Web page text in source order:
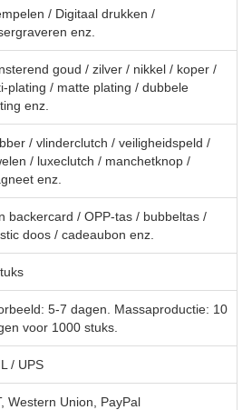
/ Digitaal drukken /
enz.
goud / zilver / nikkel / koper /
plating / matte plating / dubbele
enz.
/ vlinderclutch / veiligheidspeld /
/ luxeclutch / manchetknop /
enz.
backercard / OPP-tas / bubbeltas /
doos / cadeaubon enz.
5-7 dagen. Massaproductie: 10
voor 1000 stuks.
/ UPS
Western Union, PayPal